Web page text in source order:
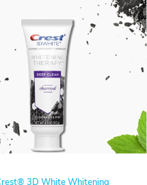
3D White Whitening